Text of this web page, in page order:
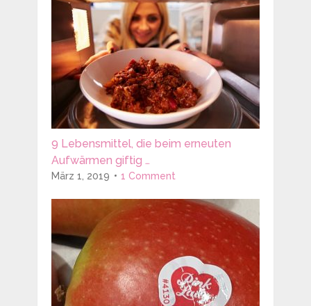
9 Lebensmittel, die beim erneuten
Aufwärmen giftig …
März 1, 2019 1 Comment